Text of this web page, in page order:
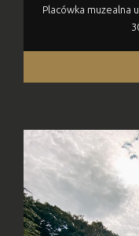
Placówka muzealna